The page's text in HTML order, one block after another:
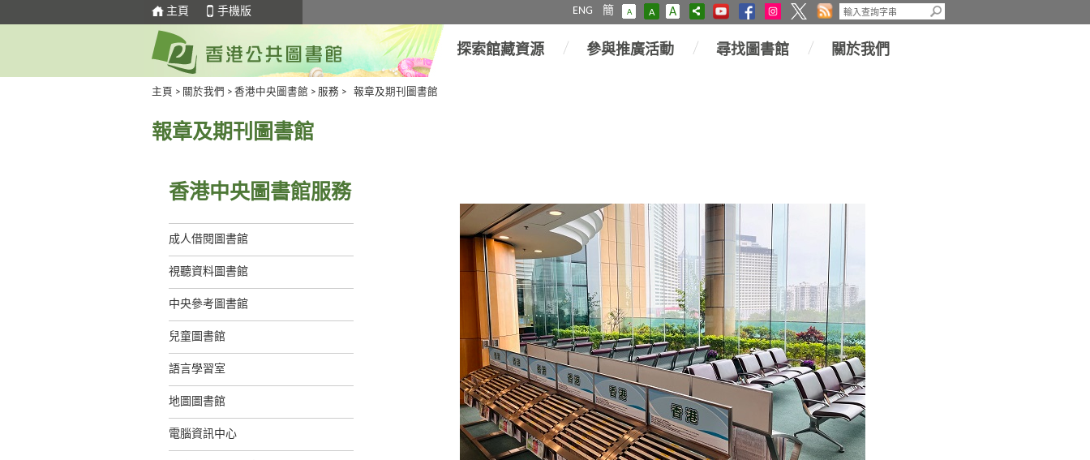
主頁 手機版 ENG 簡 A A A
探索館藏資源 參與推廣活動 尋找圖書館 關於我們
主頁 > 關於我們 > 香港中央圖書館 > 服務 > 報章及期刊圖書館
報章及期刊圖書館
香港中央圖書館服務
成人借閱圖書館
視聽資料圖書館
中央參考圖書館
兒童圖書館
語言學習室
地圖圖書館
電腦資訊中心